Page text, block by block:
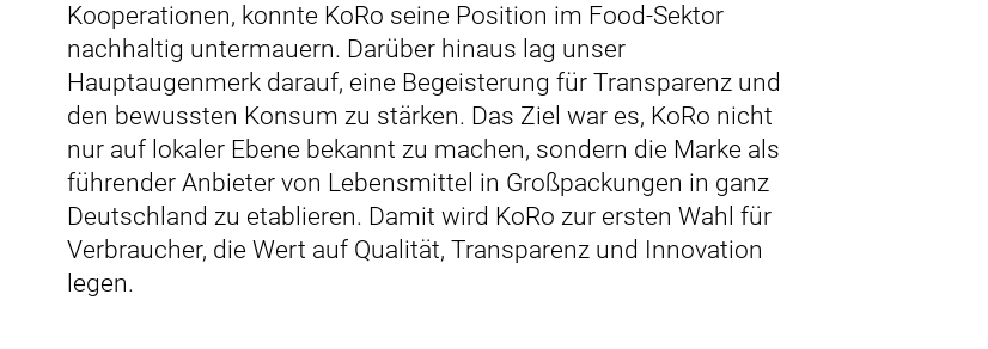
Kooperationen, konnte KoRo seine Position im Food-Sektor
nachhaltig untermauern. Darüber hinaus lag unser
Hauptaugenmerk darauf, eine Begeisterung für Transparenz und
den bewussten Konsum zu stärken. Das Ziel war es, KoRo nicht
nur auf lokaler Ebene bekannt zu machen, sondern die Marke als
führender Anbieter von Lebensmittel in Großpackungen in ganz
Deutschland zu etablieren. Damit wird KoRo zur ersten Wahl für
Verbraucher, die Wert auf Qualität, Transparenz und Innovation
legen.